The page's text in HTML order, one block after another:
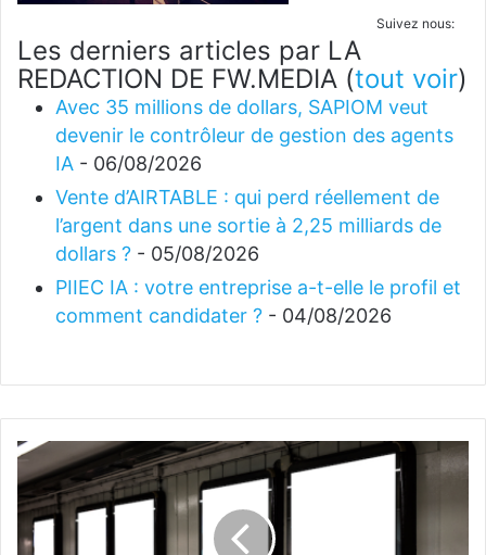
Suivez nous:
Les derniers articles par LA
REDACTION DE FW.MEDIA (tout voir)
Avec 35 millions de dollars, SAPIOM veut
devenir le contrôleur de gestion des agents
IA - 06/08/2026
Vente d’AIRTABLE : qui perd réellement de
l’argent dans une sortie à 2,25 milliards de
dollars ? - 05/08/2026
PIIEC IA : votre entreprise a-t-elle le profil et
comment candidater ? - 04/08/2026